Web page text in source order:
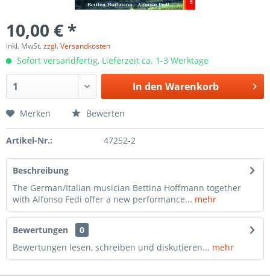
10,00 € *
inkl. MwSt.zzgl. Versandkosten
Sofort versandfertig, Lieferzeit ca. 1-3 Werktage
In den Warenkorb
Merken Bewerten
Artikel-Nr.: 47252-2
Beschreibung
The German/Italian musician Bettina Hoffmann together
with Alfonso Fedi offer a new performance... mehr
Bewertungen
0
Bewertungen lesen, schreiben und diskutieren... mehr